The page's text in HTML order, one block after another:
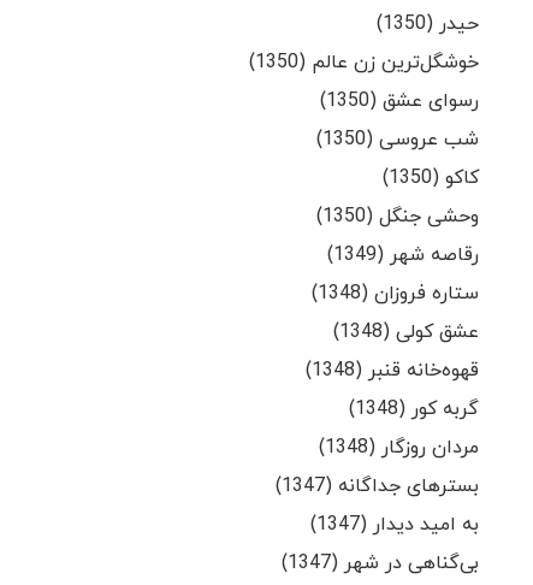
حیدر (1350)
خوشگل‌ترین زن عالم (1350)
رسوای عشق (1350)
شب عروسی (1350)
کاکو (1350)
وحشی جنگل (1350)
رقاصه شهر (1349)
ستاره فروزان (1348)
عشق کولی (1348)
قهوه‌خانه قنبر (1348)
گربه کور (1348)
مردان روزگار (1348)
بسترهای جداگانه (1347)
به امید دیدار (1347)
بی‌گناهی در شهر (1347)